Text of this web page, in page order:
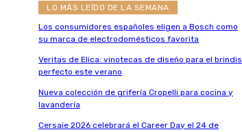
LO MÁS LEÍDO DE LA SEMANA
Los consumidores españoles eligen a Bosch como
su marca de electrodomésticos favorita
Veritas de Elica: vinotecas de diseño para el brindis
perfecto este verano
Nueva colección de grifería Cropelli para cocina y
lavandería
Cersaie 2026 celebrará el Career Day el 24 de